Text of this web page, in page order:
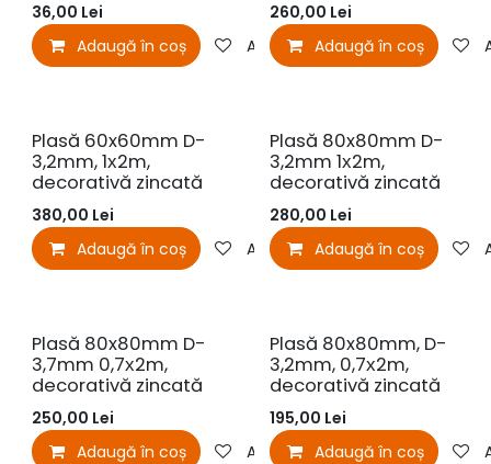
36,00 Lei
Adaugă în coș
Adaugă la favorite
260,00 Lei
Adaugă în coș
Plasă 60x60mm D-
3,2mm, 1х2m,
decorativă zincată
380,00 Lei
Adaugă în coș
Adaugă la favorite
Plasă 80x80mm D-
3,2mm 1х2m,
decorativă zincată
280,00 Lei
Adaugă în coș
Plasă 80x80mm D-
3,7mm 0,7х2m,
decorativă zincată
250,00 Lei
Adaugă în coș
Adaugă la favorite
Plasă 80x80mm, D-
3,2mm, 0,7х2m,
decorativă zincată
195,00 Lei
Adaugă în coș